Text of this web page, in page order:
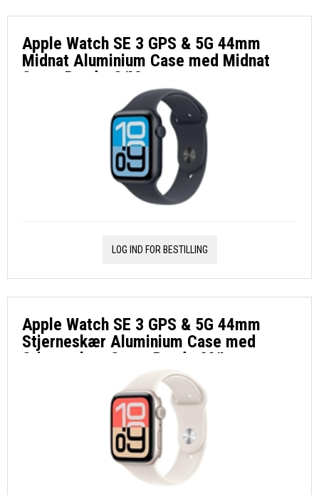
Apple Watch SE 3 GPS & 5G 44mm
Midnat Aluminium Case med Midnat
Sport Band - S/M
LOG IND FOR BESTILLING
Apple Watch SE 3 GPS & 5G 44mm
Stjerneskær Aluminium Case med
Stjerneskær Sport Band - M/L